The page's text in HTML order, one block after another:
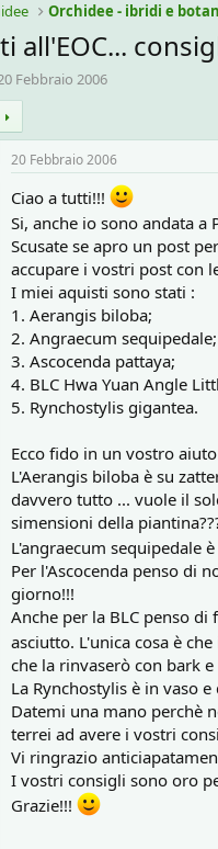
Orchidee - ibridi e
all'EOC...
Febbraio 2006
20 Febbraio 2006
Ciao a tutti!!!
Si, anche io sono andata
Scusate se apro un post
accupare i vostri post con
I miei aquisti sono stati :
1. Aerangis biloba;
2. Angraecum sequipedale;
3. Ascocenda pattaya;
4. BLC Hwa Yuan Angle
5. Rynchostylis gigantea.
Ecco fido in un vostro
L'Aerangis biloba è su
davvero tutto ... vuole il
simensioni della
L'angraecum sequipedale
Per l'Ascocenda penso di
giorno!!!
Anche per la BLC penso
asciutto. L'unica cosa è
che la rinvaserò con bark
La Rynchostylis è in vaso
Datemi una mano perchè
terrei ad avere i vostri
Vi ringrazio
I vostri consigli sono oro
Grazie!!!